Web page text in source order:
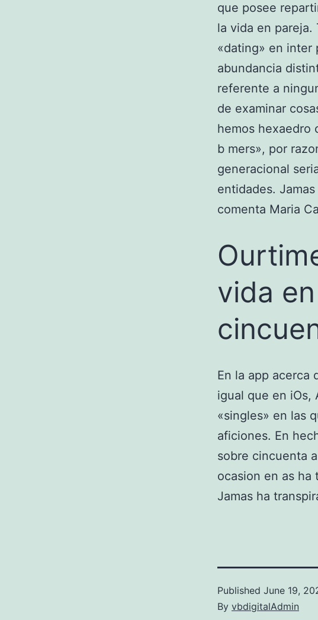
que posee
la vida en pareja.
«dating» en inter
abundancia
referente a
de examinar
hemos hexaedro
b mers», por
generacional
entidades.
comenta Maria
vida
En la app acerca
igual que en iOs,
«singles» en las
aficiones. En
sobre cincuenta
ocasion en as ha
Jamas ha
Published June 19,
By vbdigitalAdmin